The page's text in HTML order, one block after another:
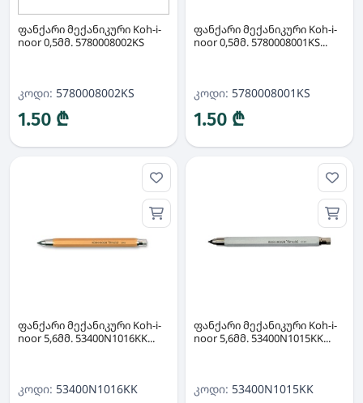
ფანქარი მექანიკური Koh-i-
noor 0,5მმ. 5780008002KS
კოდი: 5780008002KS
1.50 ₾
ფანქარი მექანიკური Koh-i-
noor 0,5მმ. 5780008001KS...
კოდი: 5780008001KS
1.50 ₾
ფანქარი მექანიკური Koh-i-
noor 5,6მმ. 53400N1016KK...
კოდი: 53400N1016KK
ფანქარი მექანიკური Koh-i-
noor 5,6მმ. 53400N1015KK...
კოდი: 53400N1015KK